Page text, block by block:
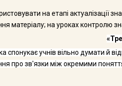
на етапі актуалізації
матеріалу; на уроках контролю
спонукає учнів вільно думати й
про зв'язки між окремими